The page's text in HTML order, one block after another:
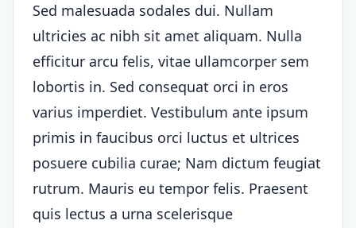
Sed malesuada sodales dui. Nullam
ultricies ac nibh sit amet aliquam. Nulla
efficitur arcu felis, vitae ullamcorper sem
lobortis in. Sed consequat orci in eros
varius imperdiet. Vestibulum ante ipsum
primis in faucibus orci luctus et ultrices
posuere cubilia curae; Nam dictum feugiat
rutrum. Mauris eu tempor felis. Praesent
quis lectus a urna scelerisque